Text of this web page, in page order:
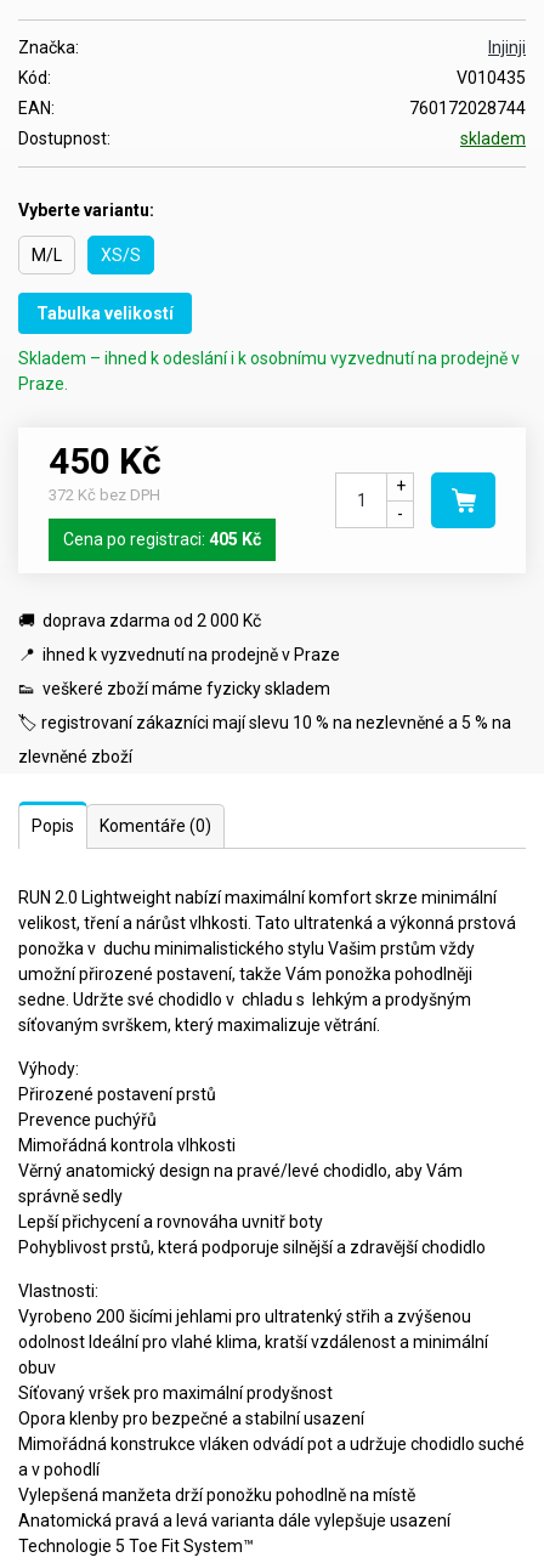
Injinji
Značka:
V010435
Kód:
760172028744
EAN:
skladem
Dostupnost:
Vyberte variantu:
M/L XS/S
Tabulka velikostí
Skladem – ihned k odeslání i k osobnímu vyzvednutí na prodejně v
Praze.
450 Kč
372 Kč bez DPH
Cena po registraci: 405 Kč
+
-
🚚 doprava zdarma od 2 000 Kč
📍 ihned k vyzvednutí na prodejně v Praze
👟 veškeré zboží máme fyzicky skladem
🏷️ registrovaní zákazníci mají slevu 10 % na nezlevněné a 5 % na
zlevněné zboží
Popis Komentáře (0)
RUN 2.0 Lightweight nabízí maximální komfort skrze minimální
velikost, tření a nárůst vlhkosti. Tato ultratenká a výkonná prstová
ponožka v duchu minimalistického stylu Vašim prstům vždy
umožní přirozené postavení, takže Vám ponožka pohodlněji
sedne. Udržte své chodidlo v chladu s lehkým a prodyšným
síťovaným svrškem, který maximalizuje větrání.
Výhody:
Přirozené postavení prstů
Prevence puchýřů
Mimořádná kontrola vlhkosti
Věrný anatomický design na pravé/levé chodidlo, aby Vám
správně sedly
Lepší přichycení a rovnováha uvnitř boty
Pohyblivost prstů, která podporuje silnější a zdravější chodidlo
Vlastnosti:
Vyrobeno 200 šicími jehlami pro ultratenký střih a zvýšenou
odolnost Ideální pro vlahé klima, kratší vzdálenost a minimální
obuv
Síťovaný vršek pro maximální prodyšnost
Opora klenby pro bezpečné a stabilní usazení
Mimořádná konstrukce vláken odvádí pot a udržuje chodidlo suché
a v pohodlí
Vylepšená manžeta drží ponožku pohodlně na místě
Anatomická pravá a levá varianta dále vylepšuje usazení
Technologie 5 Toe Fit System™